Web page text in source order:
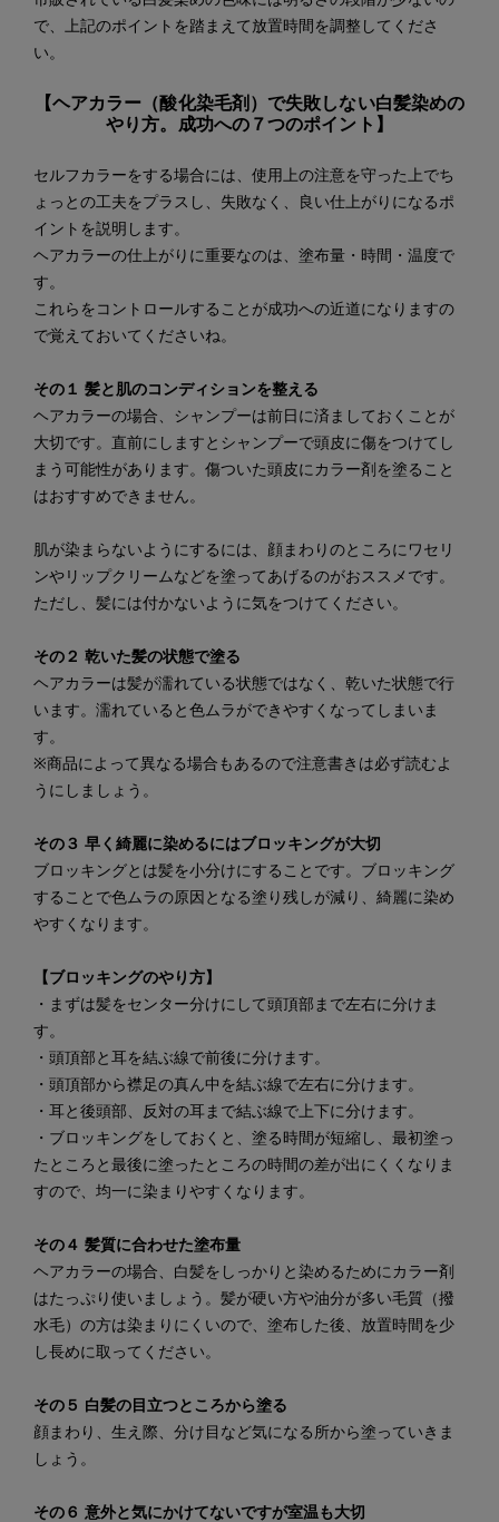
で、上記のポイントを踏まえて放置時間を調整してくださ
い。
【ヘアカラー（酸化染毛剤）で失敗しない白髪染めの
やり方。成功への７つのポイント】
セルフカラーをする場合には、使用上の注意を守った上でち
ょっとの工夫をプラスし、失敗なく、良い仕上がりになるポ
イントを説明します。
ヘアカラーの仕上がりに重要なのは、塗布量・時間・温度で
す。
これらをコントロールすることが成功への近道になりますの
で覚えておいてくださいね。
その１ 髪と肌のコンディションを整える
ヘアカラーの場合、シャンプーは前日に済ましておくことが
大切です。直前にしますとシャンプーで頭皮に傷をつけてし
まう可能性があります。傷ついた頭皮にカラー剤を塗ること
はおすすめできません。
肌が染まらないようにするには、顔まわりのところにワセリ
ンやリップクリームなどを塗ってあげるのがおススメです。
ただし、髪には付かないように気をつけてください。
その２ 乾いた髪の状態で塗る
ヘアカラーは髪が濡れている状態ではなく、乾いた状態で行
います。濡れていると色ムラができやすくなってしまいま
す。
※商品によって異なる場合もあるので注意書きは必ず読むよ
うにしましょう。
その３ 早く綺麗に染めるにはブロッキングが大切
ブロッキングとは髪を小分けにすることです。ブロッキング
することで色ムラの原因となる塗り残しが減り、綺麗に染め
やすくなります。
【ブロッキングのやり方】
・まずは髪をセンター分けにして頭頂部まで左右に分けま
す。
・頭頂部と耳を結ぶ線で前後に分けます。
・頭頂部から襟足の真ん中を結ぶ線で左右に分けます。
・耳と後頭部、反対の耳まで結ぶ線で上下に分けます。
・ブロッキングをしておくと、塗る時間が短縮し、最初塗っ
たところと最後に塗ったところの時間の差が出にくくなりま
すので、均一に染まりやすくなります。
その４ 髪質に合わせた塗布量
ヘアカラーの場合、白髪をしっかりと染めるためにカラー剤
はたっぷり使いましょう。髪が硬い方や油分が多い毛質（撥
水毛）の方は染まりにくいので、塗布した後、放置時間を少
し長めに取ってください。
その５ 白髪の目立つところから塗る
顔まわり、生え際、分け目など気になる所から塗っていきま
しょう。
その６ 意外と気にかけてないですが室温も大切